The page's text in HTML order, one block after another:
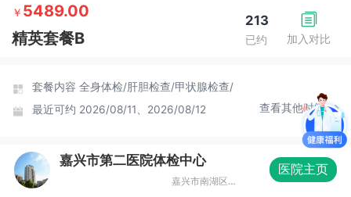
加入对比
213
已约
￥ 5489.00
精英套餐B
套餐内容 全身体检/肝胆检查/甲状腺检查/
最近可约 2026/08/11、2026/08/12 查看其他时间
嘉兴市第二医院体检中心
嘉兴市南湖区勤俭路711号
医院主页